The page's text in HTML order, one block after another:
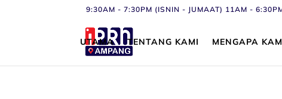
9:30AM - 7:30PM (ISNIN - JUMAAT) 11AM -
UTAMA TENTANG KAMI MENGAPA